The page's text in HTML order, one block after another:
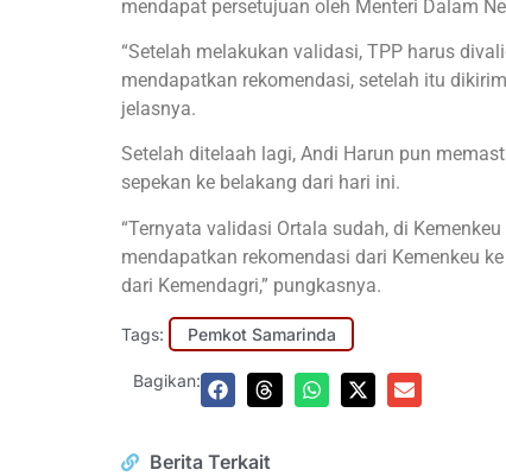
mendapat persetujuan oleh Menteri Dalam
“Setelah melakukan validasi, TPP harus
mendapatkan rekomendasi, setelah itu
jelasnya.
Setelah ditelaah lagi, Andi Harun pun
sepekan ke belakang dari hari ini.
“Ternyata validasi Ortala sudah, di
mendapatkan rekomendasi dari Kemenkeu
dari Kemendagri,” pungkasnya.
Tags: Pemkot Samarinda
Bagikan:
Berita Terkait